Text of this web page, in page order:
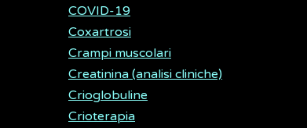
COVID-19
Coxartrosi
Crampi muscolari
Creatinina (analisi cliniche)
Crioglobuline
Crioterapia